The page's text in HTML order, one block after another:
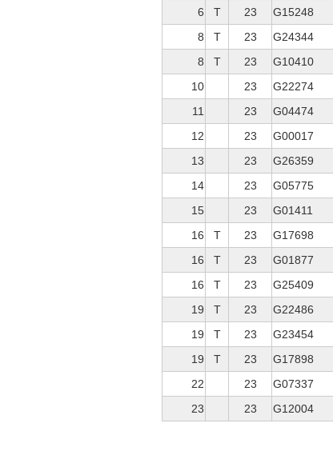
6
T 23 G15248
8
T 23 G24344
8
T 23 G10410
10
23 G22274
11
23 G04474
12
23 G00017
13
23 G26359
14
23 G05775
15
23 G01411
16
T 23 G17698
16
T 23 G01877
16
T 23 G25409
19
T 23 G22486
19
T 23 G23454
19
T 23 G17898
22
23 G07337
23
23 G12004